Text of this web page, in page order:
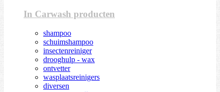
In Carwash producten
shampoo
schuimshampoo
insectenreiniger
drooghulp - wax
ontvetter
wasplaatsreinigers
diversen